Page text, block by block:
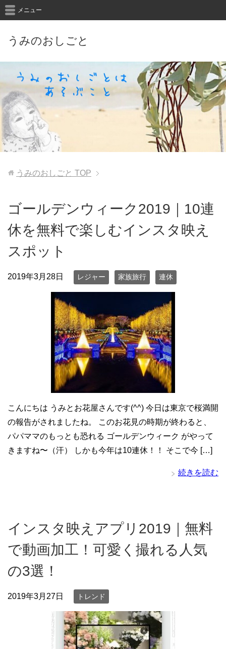
うみのおしごと
メニュー
うみのおしごと TOP
ゴールデンウィーク2019｜10連
休を無料で楽しむインスタ映え
スポット
2019年3月28日 レジャー 家族旅行 連休
こんにちは うみとお花屋さんです(^^) 今日は東京で桜満開
の報告がされましたね。 このお花見の時期が終わると、
パパママのもっとも恐れる ゴールデンウィーク がやって
きますね〜（汗） しかも今年は10連休！！ そこで今 […]
続きを読む
インスタ映えアプリ2019｜無料
で動画加工！可愛く撮れる人気
の3選！
2019年3月27日 トレンド